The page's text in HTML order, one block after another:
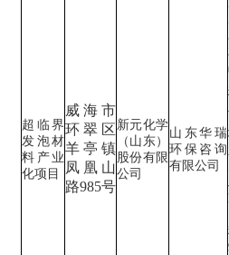
超临界
发泡材
料产业
化项目
威海市
环翠区
羊亭镇
凤凰山
路985号
新元化学
（山东）
股份有限
公司
山东华瑞
环保咨询
有限公司